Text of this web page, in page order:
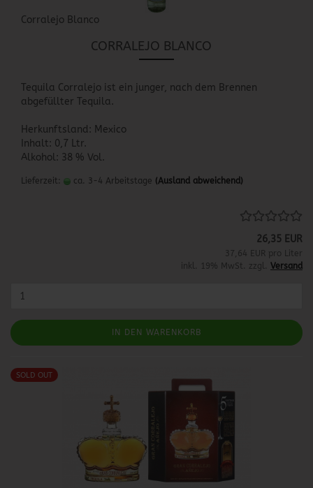
Corralejo Blanco
CORRALEJO BLANCO
Tequila Corralejo ist ein junger, nach dem Brennen
abgefüllter Tequila.
Herkunftsland: Mexico
Inhalt: 0,7 Ltr.
Alkohol: 38 % Vol.
Lieferzeit: ca. 3-4 Arbeitstage (Ausland abweichend)
26,35 EUR
37,64 EUR pro Liter
inkl. 19% MwSt. zzgl. Versand
IN DEN WARENKORB
SOLD OUT